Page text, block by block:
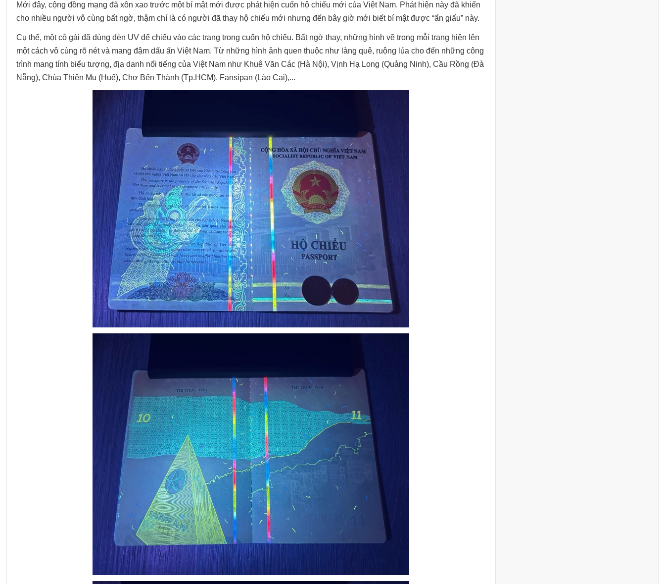
Mới đây, cộng đồng mạng đã xôn xao trước một bí mật mới được phát hiện cuốn hộ chiếu mới của Việt Nam. Phát hiện này đã khiến
cho nhiều người vô cùng bất ngờ, thậm chí là có người đã thay hộ chiếu mới nhưng đến bây giờ mới biết bí mật được “ẩn giấu” này.
Cụ thể, một cô gái đã dùng đèn UV để chiếu vào các trang trong cuốn hộ chiếu. Bất ngờ thay, những hình vẽ trong mỗi trang hiện lên
một cách vô cùng rõ nét và mang đậm dấu ấn Việt Nam. Từ những hình ảnh quen thuộc như làng quê, ruộng lúa cho đến những công
trình mang tính biểu tượng, địa danh nổi tiếng của Việt Nam như Khuê Văn Các (Hà Nội), Vịnh Hạ Long (Quảng Ninh), Cầu Rồng (Đà
Nẵng), Chùa Thiên Mụ (Huế), Chợ Bến Thành (Tp.HCM), Fansipan (Lào Cai),...